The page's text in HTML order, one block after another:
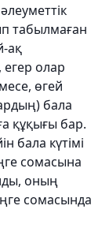
табылмаған
ақ
олар
өгей
бала
құқығы бар.
бала күтімі
сомасына
оның
сомасында